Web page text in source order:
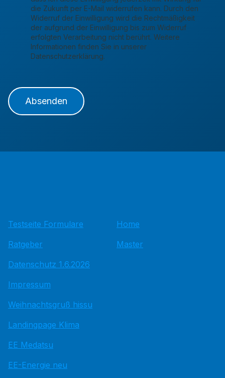
die Zukunft per E-Mail widerrufen kann. Durch den
Widerruf der Einwilligung wird die Rechtmäßigkeit
der aufgrund der Einwilligung bis zum Widerruf
erfolgten Verarbeitung nicht berührt. Weitere
Informationen finden Sie in unserer
Datenschutzerklärung.
Absenden
Testseite Formulare
Ratgeber
Datenschutz 1.6.2026
Impressum
Weihnachtsgruß hissu
Landingpage Klima
EE Medatsu
EE-Energie neu
Home
Master